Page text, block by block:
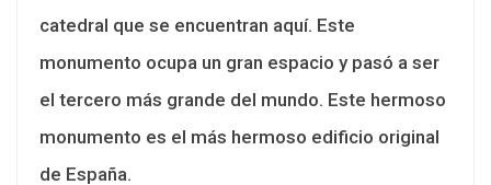
catedral que se encuentran aquí. Este
monumento ocupa un gran espacio y pasó a ser
el tercero más grande del mundo. Este hermoso
monumento es el más hermoso edificio original
de España.